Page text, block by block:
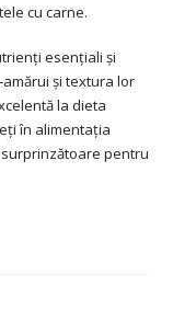
cu carne.
esențiali și
și textura lor
la dieta
în alimentația
pentru